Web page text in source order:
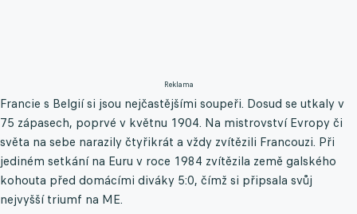
Reklama
Francie s Belgií si jsou nejčastějšími soupeři. Dosud se utkaly v
75 zápasech, poprvé v květnu 1904. Na mistrovství Evropy či
světa na sebe narazily čtyřikrát a vždy zvítězili Francouzi. Při
jediném setkání na Euru v roce 1984 zvítězila země galského
kohouta před domácími diváky 5:0, čímž si připsala svůj
nejvyšší triumf na ME.